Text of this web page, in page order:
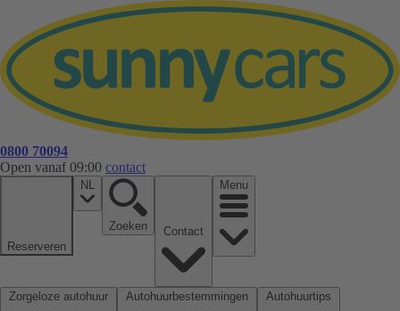
0800 70094
Open vanaf 09:00 contact
Reserveren
NL
Zoeken
Menu